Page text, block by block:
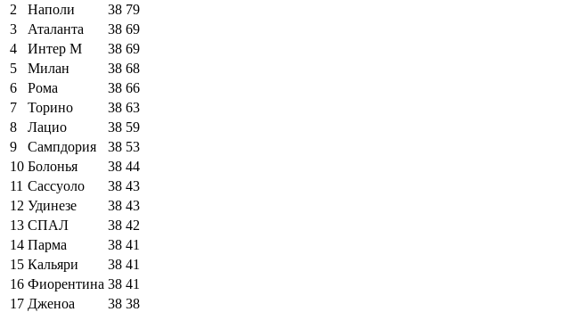
2
Наполи 38 79
3
Аталанта 38 69
4
Интер М 38 69
5
Милан 38 68
6
Рома 38 66
7
Торино 38 63
8
Лацио 38 59
9
Сампдория 38 53
10 Болонья 38 44
11 Сассуоло 38 43
12 Удинезе 38 43
13 СПАЛ 38 42
14 Парма 38 41
15 Кальяри 38 41
16 Фиорентина 38 41
17 Дженоа 38 38